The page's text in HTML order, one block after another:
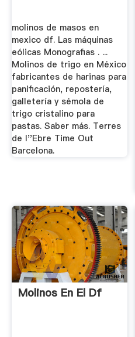
molinos de masos en
mexico df. Las máquinas
eólicas Monografias . ...
Molinos de trigo en México
fabricantes de harinas para
panificación, repostería,
galletería y sémola de
trigo cristalino para
pastas. Saber más. Terres
de l''Ebre Time Out
Barcelona.
Molinos En El Df